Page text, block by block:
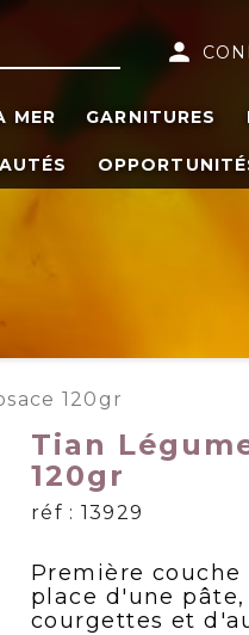
person
MER GARNITURES
120gr
Tian
120gr
réf : 13929
Première couche
place d'une
courgettes et